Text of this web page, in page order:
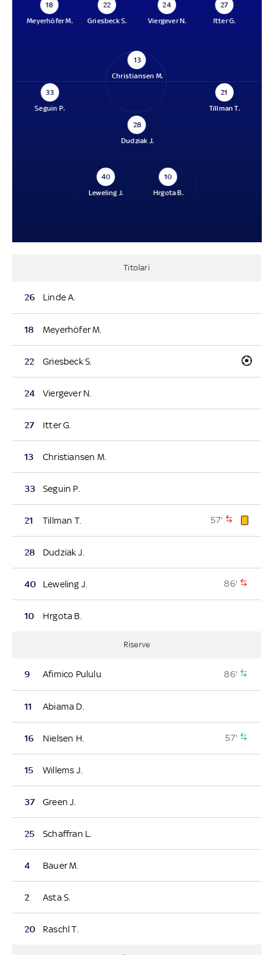
18
Meyerhöfer M.
22
Griesbeck S.
24
Viergever N.
27
Itter G.
13
Christiansen M.
33
Seguin P.
21
Tillman T.
28
Dudziak J.
40
Leweling J.
10
Hrgota B.
Titolari
26 Linde A.
18 Meyerhöfer M.
22 Griesbeck S.
24 Viergever N.
27 Itter G.
13 Christiansen M.
33 Seguin P.
21 Tillman T. 57'
28 Dudziak J.
40 Leweling J. 86'
10 Hrgota B.
Riserve
9 Afimico Pululu 86'
11 Abiama D.
16 Nielsen H. 57'
15 Willems J.
37 Green J.
25 Schaffran L.
4 Bauer M.
2 Asta S.
20 Raschl T.